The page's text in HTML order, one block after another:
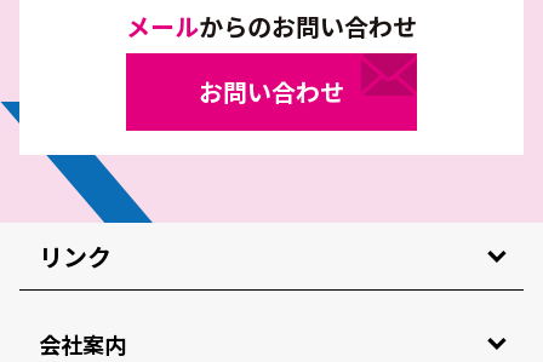
メールからのお問い合わせ
お問い合わせ
リンク
会社案内